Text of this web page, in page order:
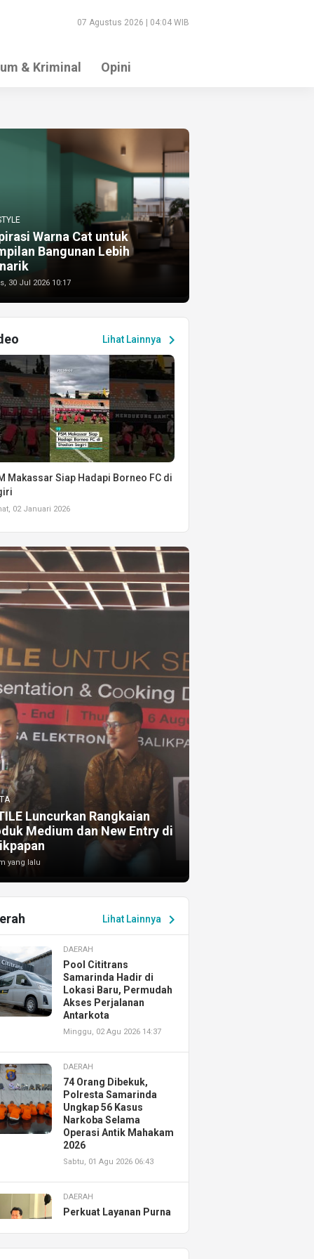
07 Agustus 2026 | 04:04 WIB
& Kriminal Opini
Warna Cat untuk
Bangunan Lebih
30 Jul 2026 10:17
Lihat Lainnya chevron_right
Makassar Siap Hadapi Borneo FC di
02 Januari 2026
Luncurkan Rangkaian
Medium dan New Entry di
yang lalu
Lihat Lainnya chevron_right
DAERAH
Pool Cititrans
Samarinda Hadir di
Lokasi Baru, Permudah
Akses Perjalanan
Antarkota
Minggu, 02 Agu 2026 14:37
DAERAH
74 Orang Dibekuk,
Polresta Samarinda
Ungkap 56 Kasus
Narkoba Selama
Operasi Antik Mahakam
2026
Sabtu, 01 Agu 2026 06:43
DAERAH
Perkuat Layanan Purna
Resmikan AHASS